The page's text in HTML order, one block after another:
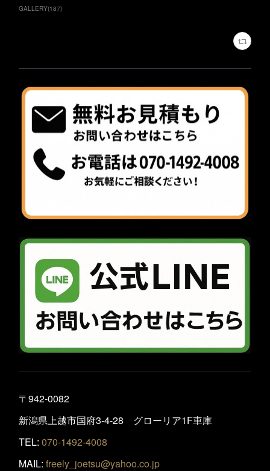
GALLERY(187)
〒942-0082
新潟県上越市国府3-4-28 グローリア1F車庫
TEL: 070-1492-4008
MAIL: freely_joetsu@yahoo.co.jp